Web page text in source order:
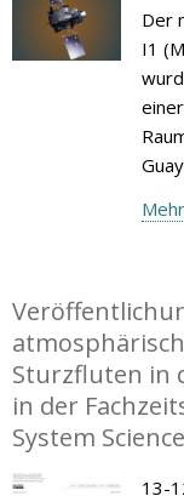
Der
I1
Sturzfluten in
in der
System
13-